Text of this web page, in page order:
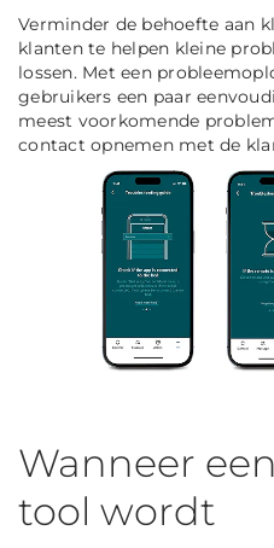
Verminder de behoefte aan
klanten te helpen kleine
lossen. Met een
gebruikers een paar
meest voorkomende
contact opnemen met de
Wanneer
tool wordt